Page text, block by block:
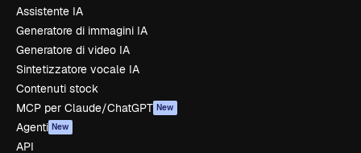
Assistente IA
Generatore di immagini IA
Generatore di video IA
Sintetizzatore vocale IA
Contenuti stock
MCP per Claude/ChatGPT New
Agenti New
API